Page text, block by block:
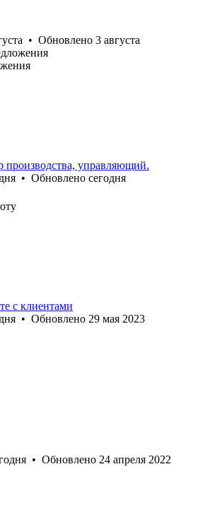
• Обновлено 3 августа
производства, управляющий.
• Обновлено сегодня
с клиентами
• Обновлено 29 мая 2023
• Обновлено 24 апреля 2022